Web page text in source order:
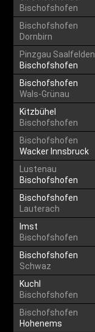
Bischofshofen
Bischofshofen
Dornbirn
Pinzgau Saalfelden
Bischofshofen
Bischofshofen
Wals-Grünau
Kitzbühel
Bischofshofen
Bischofshofen
Wacker Innsbruck
Lustenau
Bischofshofen
Bischofshofen
Lauterach
Imst
Bischofshofen
Bischofshofen
Schwaz
Kuchl
Bischofshofen
Bischofshofen
Hohenems